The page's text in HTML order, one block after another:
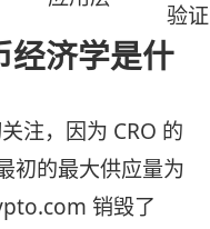
验证
经济学是什
注，因为 CRO 的
初的最大供应量为
销毁了